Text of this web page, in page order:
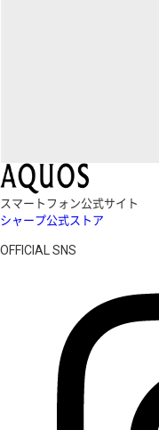
スマートフォン公式サイト
シャープ公式ストア
OFFICIAL SNS